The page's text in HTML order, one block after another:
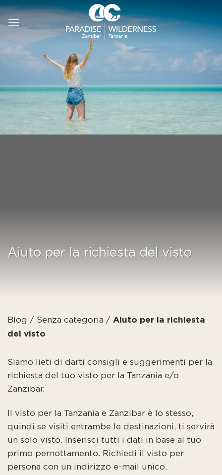
Salta
Aiuto per la richiesta del visto
Blog / Senza categoria / Aiuto per la richiesta
del visto
Siamo lieti di darti consigli e suggerimenti per la
richiesta del tuo visto per la Tanzania e/o
Zanzibar.
Il visto per la Tanzania e Zanzibar è lo stesso,
quindi se visiti entrambe le destinazioni, ti servirà
un solo visto. Inserisci tutti i dati in base al tuo
primo pernottamento. Richiedi il visto per
persona con un indirizzo e-mail unico.